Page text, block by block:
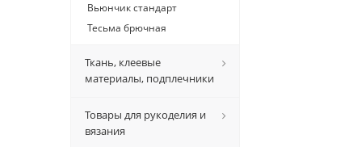
Вьюнчик стандарт
Тесьма брючная
Ткань, клеевые
материалы, подплечники
Товары для рукоделия и
вязания